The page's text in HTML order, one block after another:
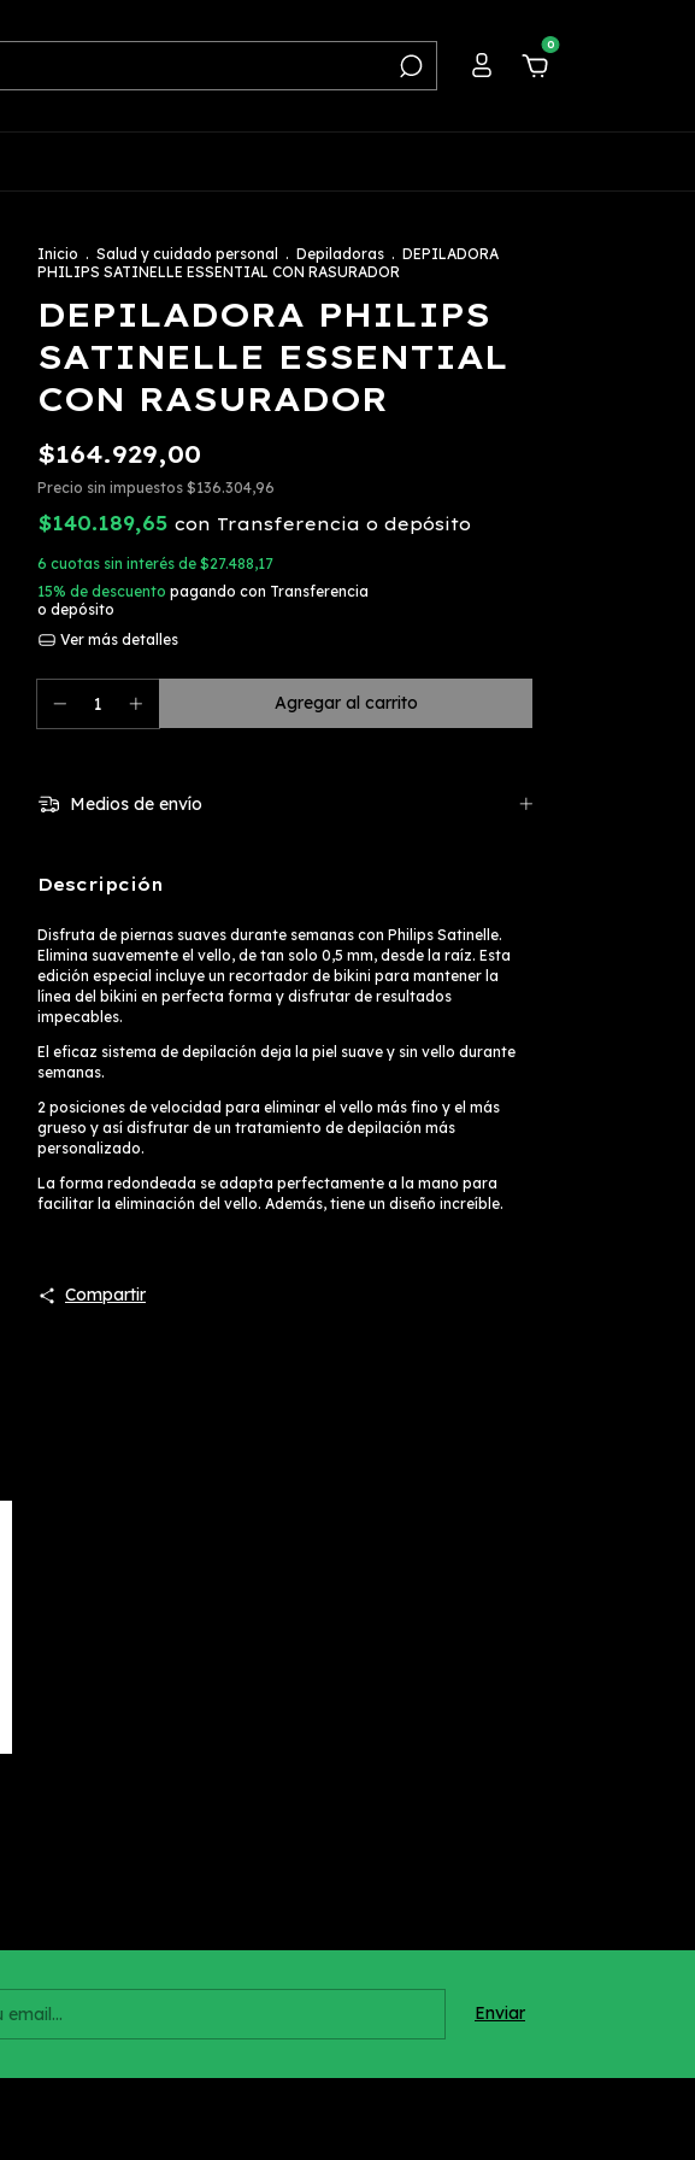
0
Inicio . Salud y cuidado personal . Depiladoras . DEPILADORA
PHILIPS SATINELLE ESSENTIAL CON RASURADOR
DEPILADORA PHILIPS
SATINELLE ESSENTIAL
CON RASURADOR
$164.929,00
Precio sin impuestos $136.304,96
$140.189,65 con Transferencia o depósito
6 cuotas sin interés de $27.488,17
15% de descuento pagando con Transferencia
o depósito
Ver más detalles
Medios de envío
Descripción
Disfruta de piernas suaves durante semanas con Philips Satinelle.
Elimina suavemente el vello, de tan solo 0,5 mm, desde la raíz. Esta
edición especial incluye un recortador de bikini para mantener la
línea del bikini en perfecta forma y disfrutar de resultados
impecables.
El eficaz sistema de depilación deja la piel suave y sin vello durante
semanas.
2 posiciones de velocidad para eliminar el vello más fino y el más
grueso y así disfrutar de un tratamiento de depilación más
personalizado.
La forma redondeada se adapta perfectamente a la mano para
facilitar la eliminación del vello. Además, tiene un diseño increíble.
Compartir